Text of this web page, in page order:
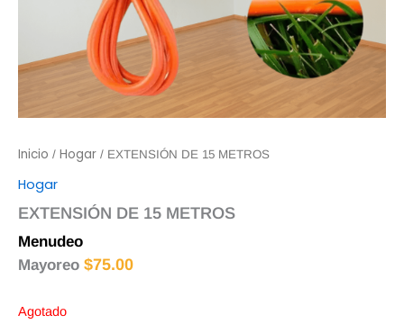
Inicio / Hogar / EXTENSIÓN DE 15 METROS
Hogar
EXTENSIÓN DE 15 METROS
Menudeo
Mayoreo $75.00
Agotado